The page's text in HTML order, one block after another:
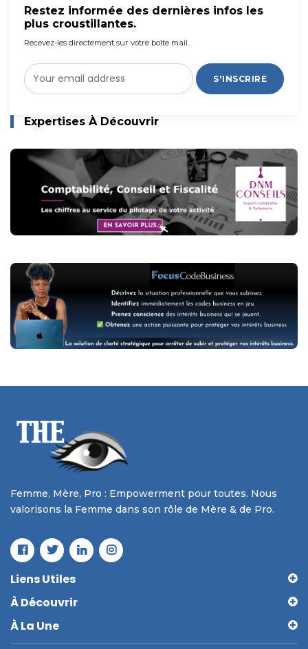
Restez informée des dernières infos les
plus croustillantes.
Recevez-les directement sur votre boîte mail.
S'INSCRIRE
Expertises À Découvrir
Femme, Mère, Pro : Empowerment pour toutes. Nous
valorisons la Femme dans son rôle de Mère & de Pro.
Liens Utiles
À Découvrir
À La Une